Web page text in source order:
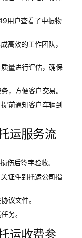
高效的工作团队，
量进行评估，确保
，方便客户交易。
前通知客户车辆到
运服务流
伤后签字验收。
证件到托运公司指
议文件。
务。
运收费参